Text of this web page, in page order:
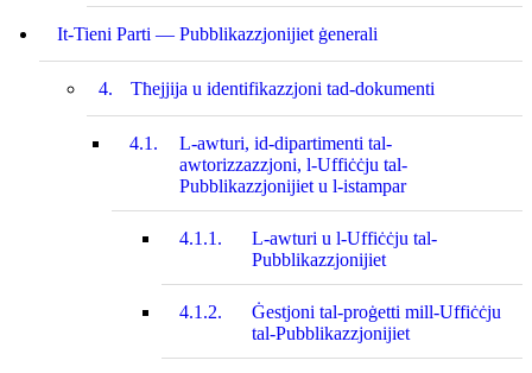
It-Tieni Parti — Pubblikazzjonijiet ġenerali
4. Tħejjija u identifikazzjoni tad-dokumenti
4.1.
L-awturi, id‑dipartimenti tal-
awtorizzazzjoni, l‑Uffiċċju tal-
Pubblikazzjonijiet u l‑istampar
4.1.1.
L-awturi u l‑Uffiċċju tal-
Pubblikazzjonijiet
4.1.2.
Ġestjoni tal-proġetti mill-Uffiċċju
tal-Pubblikazzjonijiet